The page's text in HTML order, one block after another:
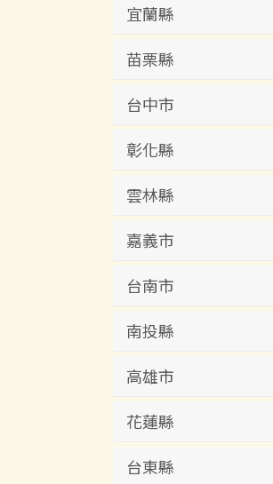
宜蘭縣
苗栗縣
台中市
彰化縣
雲林縣
嘉義市
台南市
南投縣
高雄市
花蓮縣
台東縣